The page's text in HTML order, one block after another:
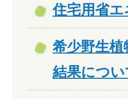
住宅用省
希少野生
結果につ